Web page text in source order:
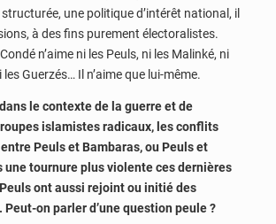
une politique d’intérêt national, il
à des fins purement électoralistes.
n’aime ni les Peuls, ni les Malinké, ni
les Guerzés… Il n’aime que lui-même.
le contexte de la guerre et de
islamistes radicaux, les conflits
Peuls et Bambaras, ou Peuls et
une tournure plus violente ces dernières
ont aussi rejoint ou initié des
Peut-on parler d’une question peule ?